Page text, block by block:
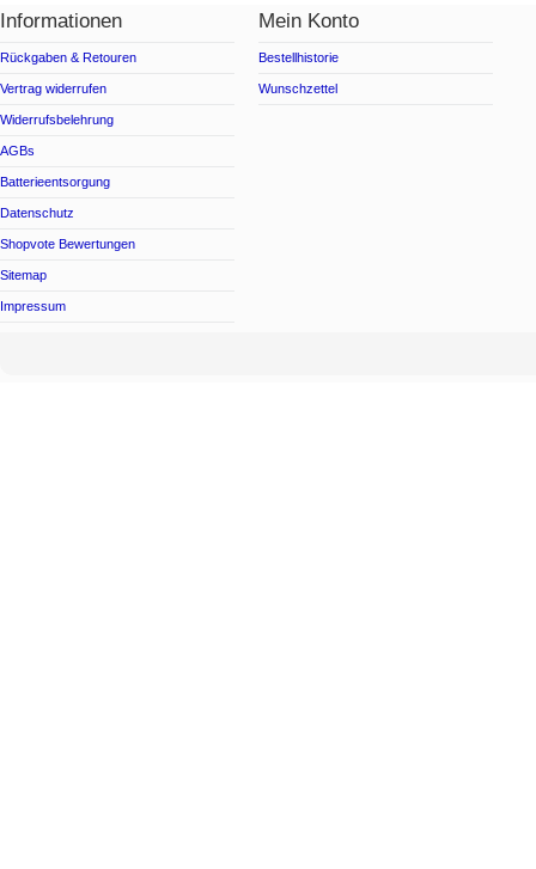
Informationen
Rückgaben & Retouren
Vertrag widerrufen
Widerrufsbelehrung
AGBs
Batterieentsorgung
Datenschutz
Shopvote Bewertungen
Sitemap
Impressum
Mein Konto
Bestellhistorie
Wunschzettel